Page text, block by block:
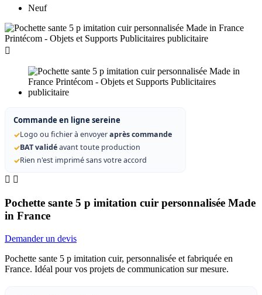
Neuf

Commande en ligne sereine
✓Logo ou fichier à envoyeraprès commande
✓BAT validéavant toute production
✓Rien n'est imprimé sans votre accord
 
Pochette sante 5 p imitation cuir personnalisée Made
in France
Demander un devis
Pochette sante 5 p imitation cuir, personnalisée et fabriquée en
France. Idéal pour vos projets de communication sur mesure.